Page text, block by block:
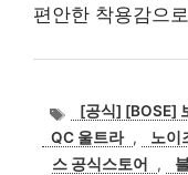
편안한 착용감으
태
그
[공식] [BOSE]
QC 울트라 , 노이
스 공식스토어
,